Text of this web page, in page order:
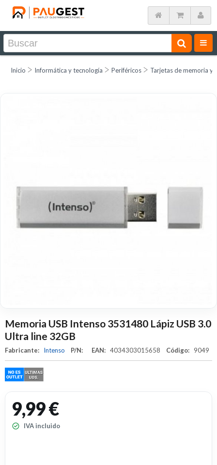
Inicio Informática y tecnología Periféricos Tarjetas de memoria y
Memoria USB Intenso 3531480 Lápiz USB 3.0
Ultra line 32GB
Fabricante: Intenso P/N: EAN: 4034303015658 Código: 9049
9,99 €
IVA incluido